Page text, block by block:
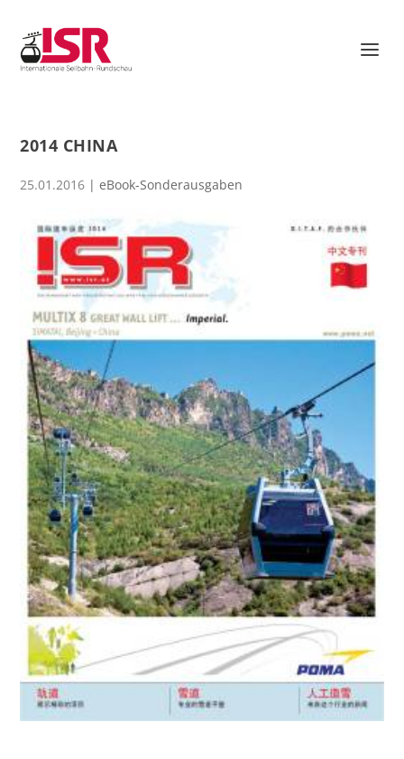
2014 CHINA
25.01.2016 |eBook-Sonderausgaben